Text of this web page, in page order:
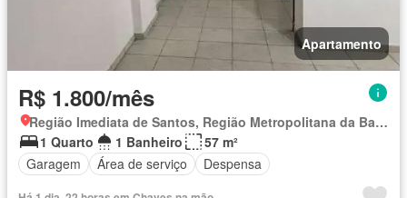
Apartamento
R$ 1.800/mês
Região Imediata de Santos, Região Metropolitana da Baixada Santista
1 Quarto
1 Banheiro
57 m²
Garagem
Área de serviço Despensa